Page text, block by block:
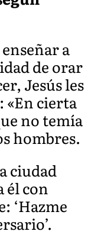
a
de orar
Jesús les
«En cierta
no temía
hombres.
ciudad
él con
‘Hazme